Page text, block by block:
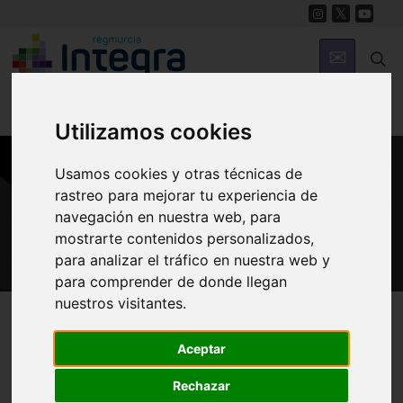
Utilizamos cookies
Usamos cookies y otras técnicas de
rastreo para mejorar tu experiencia de
navegación en nuestra web, para
mostrarte contenidos personalizados,
para analizar el tráfico en nuestra web y
para comprender de donde llegan
nuestros visitantes.
Aceptar
Rechazar
GASTRONOMÍA
El Limón
Región de Murcia Digital Gastronomía
Introducción Referencias históricas